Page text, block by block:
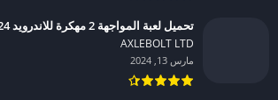
تحميل لعبة المواجهة 2 مهكرة للاندرويد 2024
AXLEBOLT LTD‏
مارس 13, 2024